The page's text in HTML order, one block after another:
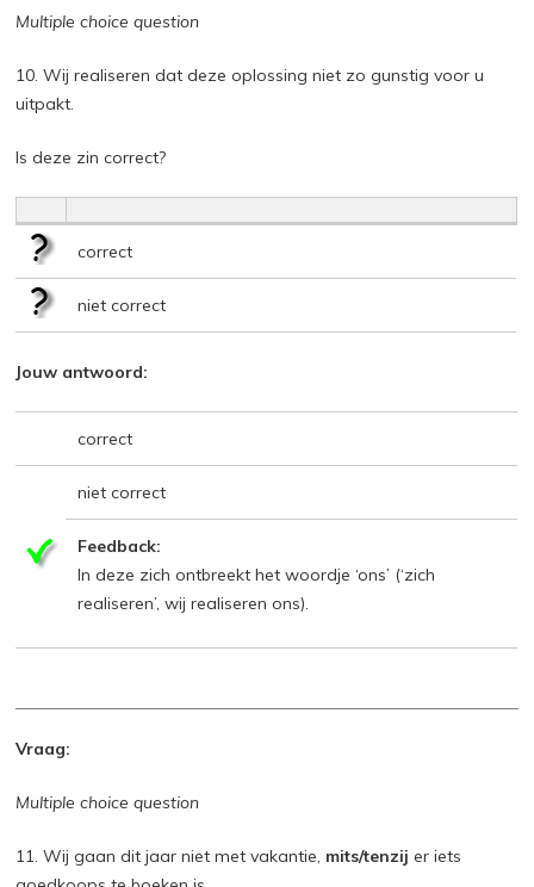
Multiple choice question
10. Wij realiseren dat deze oplossing niet zo gunstig voor u
uitpakt.
Is deze zin correct?
correct
niet correct
Jouw antwoord:
correct
niet correct
Feedback:
In deze zich ontbreekt het woordje ‘ons’ (‘zich
realiseren’, wij realiseren ons).
Vraag:
Multiple choice question
11. Wij gaan dit jaar niet met vakantie, mits/tenzij er iets